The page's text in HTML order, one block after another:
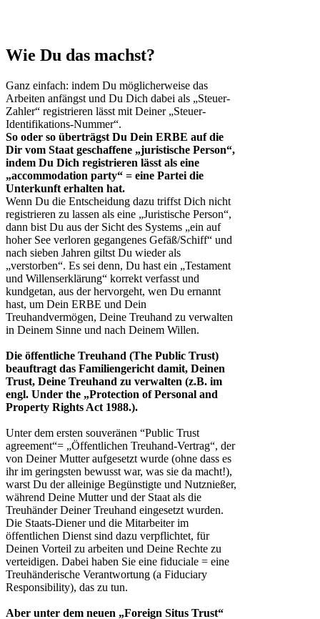
Wie Du das machst?
Ganz einfach: indem Du möglicherweise das
Arbeiten anfängst und Du Dich dabei als „Steuer-
Zahler“ registrieren lässt mit Deiner „Steuer-
Identifikations-Nummer“.
So oder so überträgst Du Dein ERBE auf die
Dir vom Staat geschaffene „juristische Person“,
indem Du Dich registrieren lässt als eine
„accommodation party“ = eine Partei die
Unterkunft erhalten hat.
Wenn Du die Entscheidung dazu triffst Dich nicht
registrieren zu lassen als eine „Juristische Person“,
dann bist Du aus der Sicht des Systems „ein auf
hoher See verloren gegangenes Gefäß/Schiff“ und
nach sieben Jahren giltst Du wieder als
„verstorben“. Es sei denn, Du hast ein „Testament
und Willenserklärung“ korrekt verfasst und
kundgetan, aus der hervorgeht, wen Du ernannt
hast, um Dein ERBE und Dein
Treuhandvermögen, Deine Treuhand zu verwalten
in Deinem Sinne und nach Deinem Willen.
Die öffentliche Treuhand (The Public Trust)
beauftragt das Familiengericht damit, Deinen
Trust, Deine Treuhand zu verwalten (z.B. im
engl. Under the „Protection of Personal and
Property Rights Act 1988.).
Unter dem ersten souveränen “Public Trust
agreement“= „Öffentlichen Treuhand-Vertrag“, der
von Deiner Mutter aufgesetzt wurde (ohne dass es
ihr im geringsten bewusst war, was sie da macht!),
warst Du der alleinige Begünstigte und Nutznießer,
während Deine Mutter und der Staat als die
Treuhänder Deiner Treuhand eingesetzt wurden.
Die Staats-Diener und die Mitarbeiter im
öffentlichen Dienst sind dazu verpflichtet, für
Deinen Vorteil zu arbeiten und Deine Rechte zu
verteidigen. Dabei haben Sie eine fiduciale = eine
Treuhänderische Verantwortung (a Fiduciary
Responsibility), das zu tun.
Aber unter dem neuen „Foreign Situs Trust“